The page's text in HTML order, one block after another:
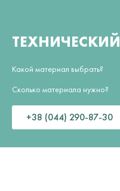
ТЕХНИЧЕСКИЙ
Какой материал выбрать?
Сколько материала нужно?
+38 (044) 290-87-30